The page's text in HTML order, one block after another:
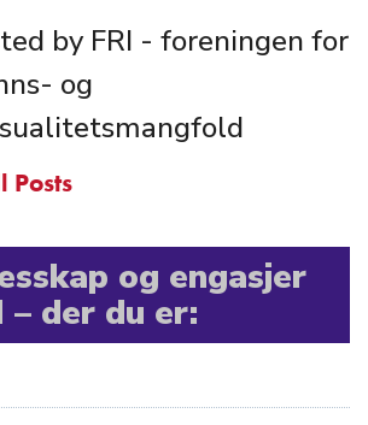
by FRI - foreningen for
og
Posts
og engasjer
– der du er: